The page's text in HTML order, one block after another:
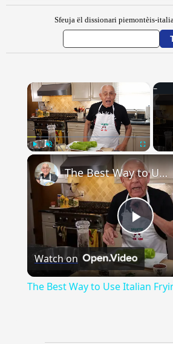
Sfeuja ël dissionari piemontèis-
Unmute
Play
The Best Way to Use Italian Frying Peppers
Watch on
The Best Way to Use Italian